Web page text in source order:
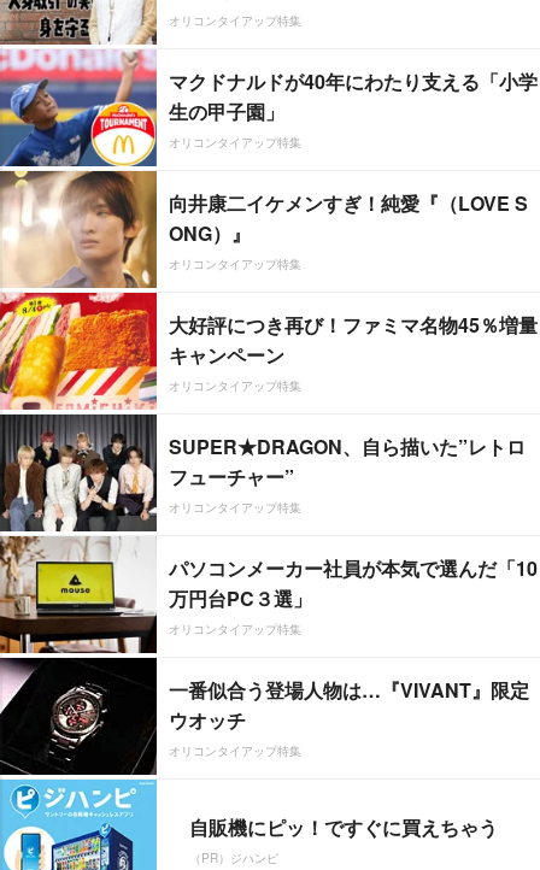
オリコンタイアップ特集
マクドナルドが40年にわたり支える「小学
生の甲子園」
オリコンタイアップ特集
向井康二イケメンすぎ！純愛『（LOVE S
ONG）』
オリコンタイアップ特集
大好評につき再び！ファミマ名物45％増量
キャンペーン
オリコンタイアップ特集
SUPER★DRAGON、自ら描いた”レトロ
フューチャー”
オリコンタイアップ特集
パソコンメーカー社員が本気で選んだ「10
万円台PC３選」
オリコンタイアップ特集
一番似合う登場人物は…『VIVANT』限定
ウオッチ
オリコンタイアップ特集
自販機にピッ！ですぐに買えちゃう
（PR）ジハンピ